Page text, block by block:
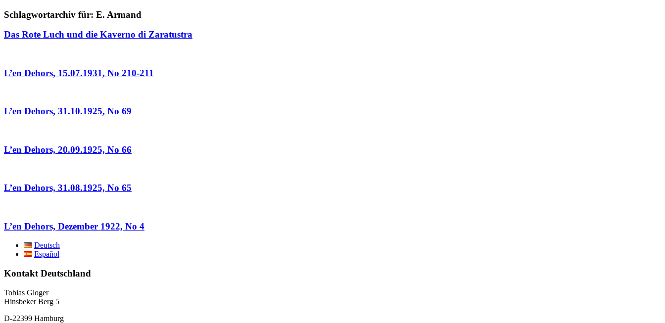
Schlagwortarchiv für: E. Armand
Das Rote Luch und die Kaverno di Zaratustra
L’en Dehors, 15.07.1931, No 210-211
L’en Dehors, 31.10.1925, No 69
L’en Dehors, 20.09.1925, No 66
L’en Dehors, 31.08.1925, No 65
L’en Dehors, Dezember 1922, No 4
Deutsch
Español
Kontakt Deutschland
Tobias Gloger
Hinsbeker Berg 5
D-22399 Hamburg